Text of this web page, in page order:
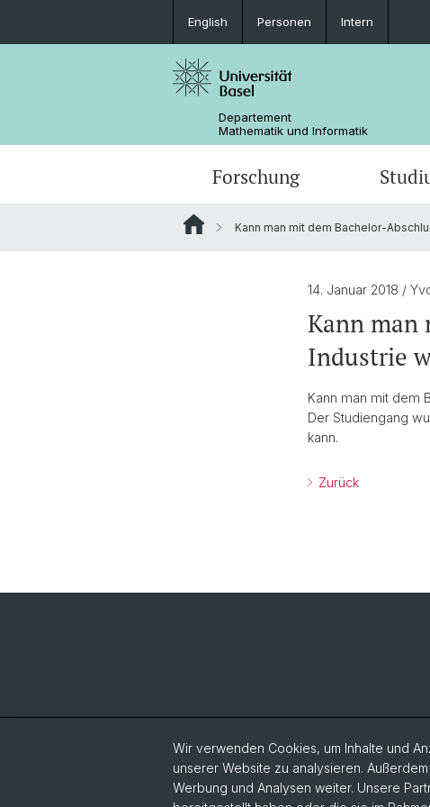
English Personen Intern
Departement
Mathematik und Informatik
Forschung
Kann man mit dem Bachelor-
14. Januar 2018 /
Kann man
Industrie
Kann man mit dem
Der Studiengang
kann.
Zurück
Wir verwenden Cookies, um Inhalte und
unserer Website zu analysieren.
Werbung und Analysen weiter. Unsere